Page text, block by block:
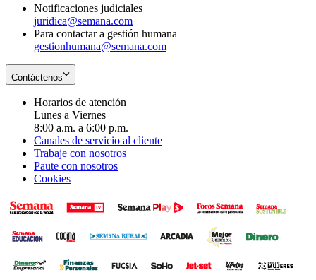
Notificaciones judiciales
juridica@semana.com
Para contactar a gestión humana
gestionhumana@semana.com
Contáctenos
Horarios de atención
Lunes a Viernes
8:00 a.m. a 6:00 p.m.
Canales de servicio al cliente
Trabaje con nosotros
Paute con nosotros
Cookies